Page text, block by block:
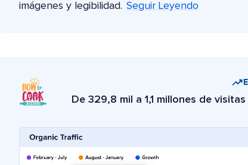
imágenes y legibilidad. Seguir Leyendo
De 329,8 mil a 1,1 millones de